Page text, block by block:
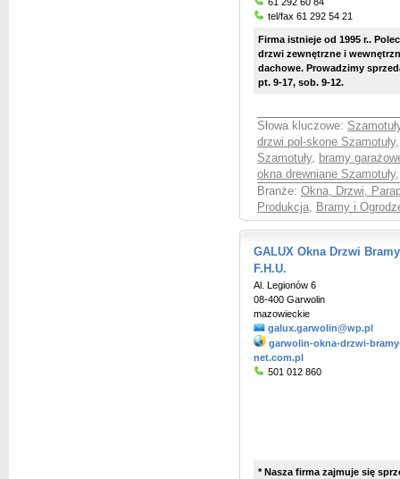
tel/fax 61 292 54 21
Firma istnieje od 1995 r..
drzwi zewnętrzne i
dachowe. Prowadzimy
pt. 9-17, sob. 9-12.
Słowa kluczowe:
drzwi pol-skone Szamotuły
Szamotuły, bramy
okna drewniane Szamotuły,
Branże: Okna, Drzwi,
Produkcja, Bramy i
GALUX Okna Drzwi
F.H.U.
Al. Legionów 6
08-400 Garwolin
mazowieckie
galux.garwolin@wp.pl
garwolin-okna-drzwi-
net.com.pl
501 012 860
* Nasza firma zajmuje się